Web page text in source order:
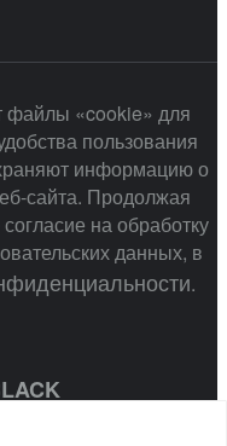
файлы «cookie» для
пользования
информацию о
сайта. Продолжая
на обработку
данных, в
.